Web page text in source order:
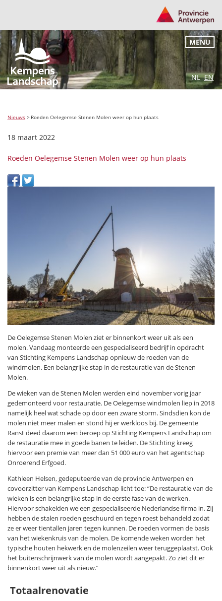
NL EN
MENU
Nieuws > Roeden Oelegemse Stenen Molen weer op hun plaats
18 maart 2022
Roeden Oelegemse Stenen Molen weer op hun plaats
De Oelegemse Stenen Molen ziet er binnenkort weer uit als een
molen. Vandaag monteerde een gespecialiseerd bedrijf in opdracht
van Stichting Kempens Landschap opnieuw de roeden van de
windmolen. Een belangrijke stap in de restauratie van de Stenen
Molen.
De wieken van de Stenen Molen werden eind november vorig jaar
gedemonteerd voor restauratie. De Oelegemse windmolen liep in 2018
namelijk heel wat schade op door een zware storm. Sindsdien kon de
molen niet meer malen en stond hij er werkloos bij. De gemeente
Ranst deed daarom een beroep op Stichting Kempens Landschap om
de restauratie mee in goede banen te leiden. De Stichting kreeg
hiervoor een premie van meer dan 51 000 euro van het agentschap
Onroerend Erfgoed.
Kathleen Helsen, gedeputeerde van de provincie Antwerpen en
covoorzitter van Kempens Landschap licht toe: “De restauratie van de
wieken is een belangrijke stap in de eerste fase van de werken.
Hiervoor schakelden we een gespecialiseerde Nederlandse firma in. Zij
hebben de stalen roeden geschuurd en tegen roest behandeld zodat
ze er weer tientallen jaren tegen kunnen. De roeden vormen de basis
van het wiekenkruis van de molen. De komende weken worden het
typische houten hekwerk en de molenzeilen weer teruggeplaatst. Ook
het buitenschrijnwerk van de molen wordt aangepakt. Zo ziet dit er
binnenkort weer uit als nieuw.”
Totaalrenovatie